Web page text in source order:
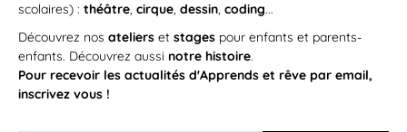
scolaires) : théâtre, cirque, dessin, coding...
Découvrez nos ateliers et stages pour enfants et parents-
enfants. Découvrez aussi notre histoire.
Pour recevoir les actualités d'Apprends et rêve par email,
inscrivez vous !